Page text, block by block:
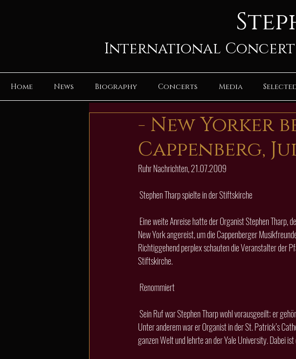
International
Home News Biography Concerts Media
- New Yorker
Cappenberg,
Ruhr Nachrichten, 21.07.2009
Stephen Tharp spielte in der Stiftskirche
New York angereist, um die Cappenberger
Richtiggehend perplex schauten die Veranstalter der
Stiftskirche.
Renommiert
Unter anderem war er Organist in der St. Patrick’s
ganzen Welt und lehrte an der Yale University. Dabei